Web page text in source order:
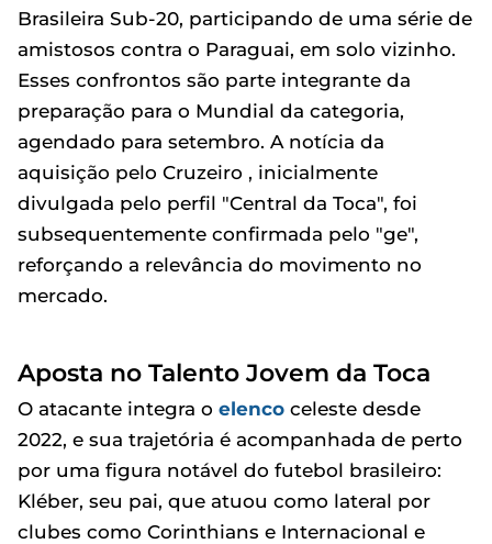
Brasileira Sub-20, participando de uma série de
amistosos contra o Paraguai, em solo vizinho.
Esses confrontos são parte integrante da
preparação para o Mundial da categoria,
agendado para setembro. A notícia da
aquisição pelo Cruzeiro , inicialmente
divulgada pelo perfil "Central da Toca", foi
subsequentemente confirmada pelo "ge",
reforçando a relevância do movimento no
mercado.
Aposta no Talento Jovem da Toca
O atacante integra o elenco celeste desde
2022, e sua trajetória é acompanhada de perto
por uma figura notável do futebol brasileiro:
Kléber, seu pai, que atuou como lateral por
clubes como Corinthians e Internacional e